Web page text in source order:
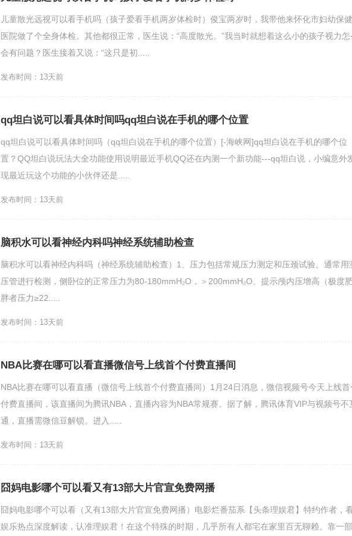
儿童散光远视可以看手机吗（孩子爱看手机两岁体检时）俊宝两岁时，我带他来怀化市妇幼保健
医院做了个全身体检。其他都很正常，医生说：“高度散光。”我当时就想着这么小的孩子视力怎
会有问题？医生接着又说：“这只是初.....
发布时间：13天前
qq坦白说可以看具体时间吗qq坦白说在手机的哪个位置
qq坦白说可以看具体时间吗（qq坦白说在手机的哪个位置）[-海峡网]qq坦白说在手机的哪个位
置？QQ坦白说玩法大全功能使用说明最近手机QQ还在内测一个新功能---qq坦白说，小编意外
现最近玩这个功能的小伙伴还是.....
发布时间：13天前
脑积水可以看神经内科吗神经系统辅助检查
脑积水可以看神经内科吗（神经系统辅助检查）1、压力包括常规压力测定和压颈试验。通常用
压管进行检测，侧卧位的正常压力为80-180mmH₂O，＞200mmH₂O。提示颅内压增高（极度
胖者压力≥22.....
发布时间：13天前
NBA比赛在哪可以看直播微信号上线首个付费直播间
NBA比赛在哪可以看直播（微信号上线首个付费直播间）1月24日消息，微信视频号今天上线首
付费直播间，该直播间为腾讯NBA，直播内容为NBA常规赛。据了解，腾讯体育VIP与视频号不
通，直播需微信豆解锁。进入.....
发布时间：13天前
囧妈电影哪个可以看又有13部大片官宣免费网播
囧妈电影哪个可以看（又有13部大片官宣免费网播）电影烂番茄系【头条理娱君】特约作者，
娱乐热点深度解读，认准理娱君！在这个特殊的时期，几乎所有人都宅在家里百无聊赖。靠一部